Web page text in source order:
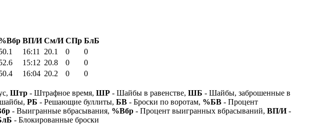
ВП/И См/И СПр БлБ
16:11 20.1 0
0
15:12 20.8 0
0
16:04 20.2 0
0
Штр - Штрафное время, ШР - Шайбы в равенстве, ШБ - Шайбы, заброшенные в
РБ - Решающие буллиты, БВ - Броски по воротам, %БВ - Процент
- Выигранные вбрасывания, %Вбр - Процент выигранных вбрасываний, ВП/И-
- Блокированные броски